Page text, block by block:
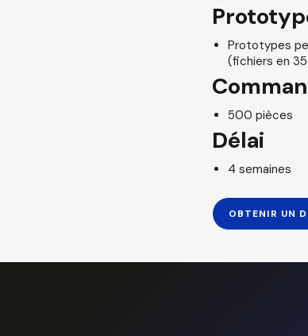
Prototypes
(fichiers en
500 pièces
Délai
4 semaines
OBTENIR UN